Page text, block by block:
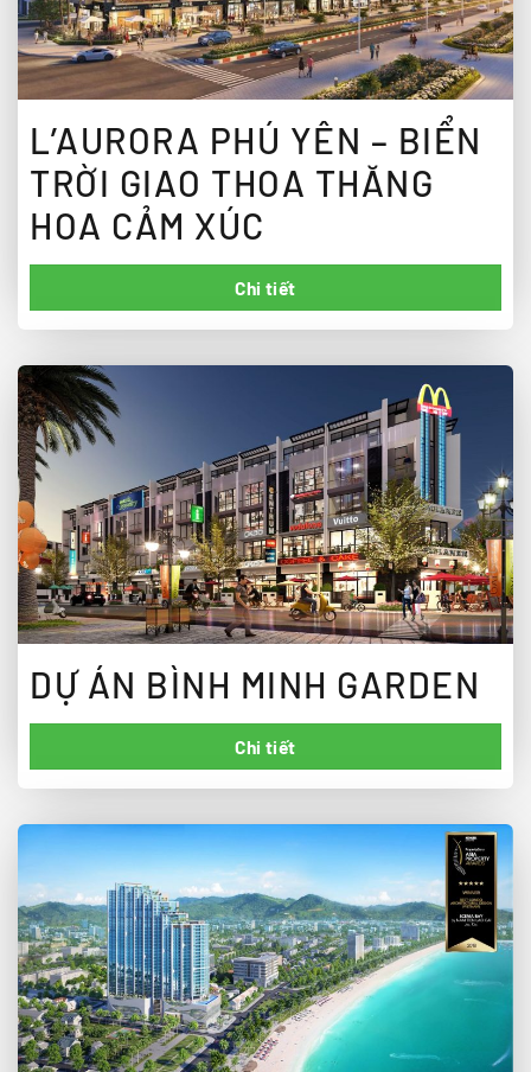
L’AURORA PHÚ YÊN – BIỂN
TRỜI GIAO THOA THĂNG
HOA CẢM XÚC
Chi tiết
DỰ ÁN BÌNH MINH GARDEN
Chi tiết